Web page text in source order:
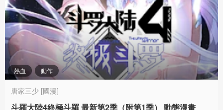
熱血 動作
唐家三少 [國漫]
斗羅大陸4終極斗羅 最新第2季（附第1季） 動態漫畫